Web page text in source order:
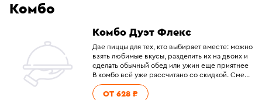
Комбо
Комбо Дуэт Флекс
Две пиццы для тех, кто выбирает вместе: можно
взять любимые вкусы, разделить их на двоих и
сделать обычный обед или ужин еще приятнее
В комбо всё уже рассчитано со скидкой. Смело
выбирайте и добавляйте в корзину.
ОТ 628 ₽